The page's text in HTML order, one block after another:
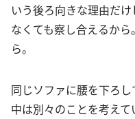
いう後ろ向きな理由だ
なくても察し合えるか
ら。
同じソファに腰を下ろ
中は別々のことを考え